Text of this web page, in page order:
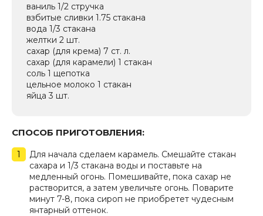
ваниль 1/2 стручка
взбитые сливки 1.75 стакана
вода 1/3 стакана
желтки 2 шт.
сахар (для крема) 7 ст. л.
сахар (для карамели) 1 стакан
соль 1 щепотка
цельное молоко 1 стакан
яйца 3 шт.
СПОСОБ ПРИГОТОВЛЕНИЯ:
Для начала сделаем карамель. Смешайте стакан
сахара и 1/3 стакана воды и поставьте на
медленный огонь. Помешивайте, пока сахар не
растворится, а затем увеличьте огонь. Поварите
минут 7-8, пока сироп не приобретет чудесным
янтарный оттенок.